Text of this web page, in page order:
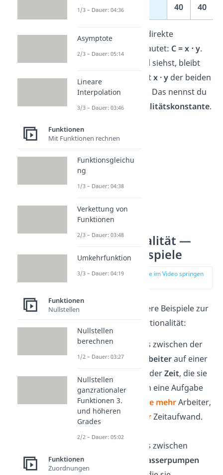
Produkt (x ⋅ y) 40 40
DieFormel
für indirekte
Proportionalität lautet: C = x ⋅ y.
Wie du im Beispiel siehst, bleibt
dabei das Produktx · y der beiden
Größenkonstant
. Das nennst du
auchProportionalitätskonstante.
Indirekte
Proportionalität —
weitere Beispiele
zur Stelle im Video springen
Hier hast du weitere Beispiele zur
indirekten Proportionalität:
Das Verhältnis zwischen der
Anzahl der Arbeiterauf einer
Baustelle und derZeit, die sie
benötigen, um eine Aufgabe
zu erledigen.
Je mehrArbeiter,
desto wenigerZeitaufwand.
Das Verhältnis zwischen
Anzahl der Wasserpumpen
1/3 – Dauer: 04:36
Asymptote
2/3 – Dauer: 05:14
Lineare
Interpolation
3/3 – Dauer: 03:46
Funktionen
Mit Funktionen rechnen
Funktionsgleichu
ng
1/3 – Dauer: 04:38
Verkettung von
Funktionen
2/3 – Dauer: 03:48
Umkehrfunktion
3/3 – Dauer: 04:19
Funktionen
Nullstellen
Nullstellen
berechnen
1/2 – Dauer: 03:27
Nullstellen
ganzrationaler
Funktionen 3.
und höheren
Grades
2/2 – Dauer: 05:02
Funktionen
Zuordnungen